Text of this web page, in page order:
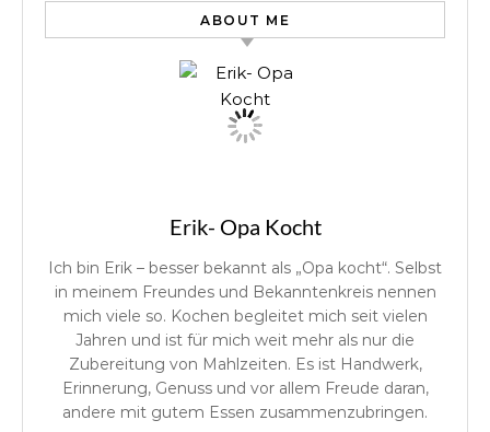
ABOUT ME
Erik- Opa Kocht
Ich bin Erik – besser bekannt als „Opa kocht“. Selbst
in meinem Freundes und Bekanntenkreis nennen
mich viele so. Kochen begleitet mich seit vielen
Jahren und ist für mich weit mehr als nur die
Zubereitung von Mahlzeiten. Es ist Handwerk,
Erinnerung, Genuss und vor allem Freude daran,
andere mit gutem Essen zusammenzubringen.